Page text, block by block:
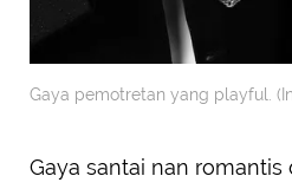
Gaya pemotretan yang playful.
Gaya santai nan